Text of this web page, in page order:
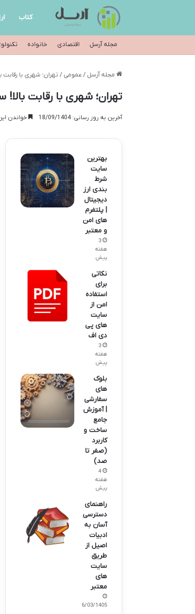
کتاب
مجله آرسل اقتصادی خانواده
مجله آرسل / عمومی / تهران؛ شهری با
تهران؛ شهری با رقابت
آخرین به روز رسانی: 18/09/1404 خواندن این مطلب 8
بهترین
سایت
شرط
بندی ارز
دیجیتال
| پلتفرم
های امن
و معتبر
3
هفته
پیش
نکاتی
برای
استفاده
امن از
سایت
های پی
دی اف
3
هفته
پیش
بلوک
های
سفارشی
| آموزش
جامع
ساخت و
کاربرد
(صفر تا
صد)
4
هفته
پیش
راهنمای
دسترسی
آسان به
ادبیات
اصیل از
طریق
سایت
های
معتبر
26/03/1405